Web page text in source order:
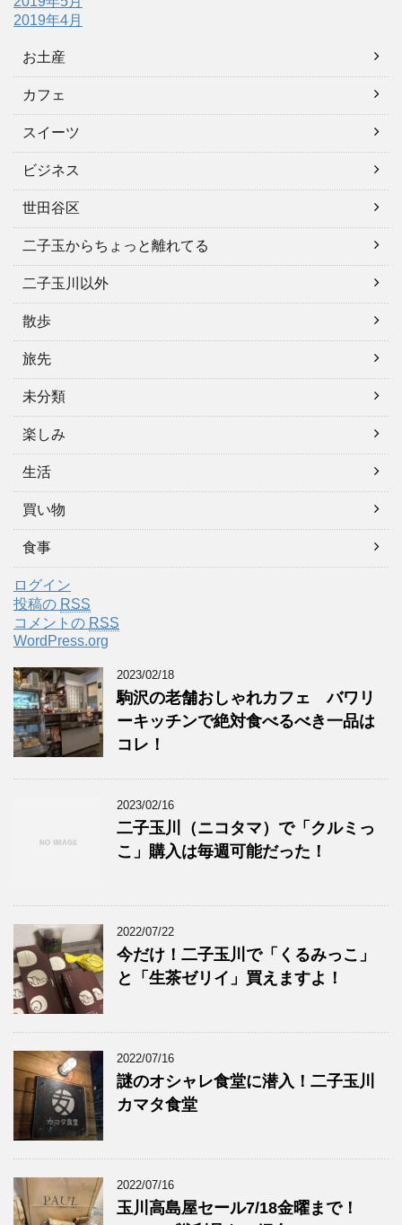
2019年4月
お土産
カフェ
スイーツ
ビジネス
世田谷区
二子玉からちょっと離れてる
二子玉川以外
散歩
旅先
未分類
楽しみ
生活
買い物
食事
ログイン
投稿の RSS
コメントの RSS
WordPress.org
2023/02/18
駒沢の老舗おしゃれカフェ バワリ
ーキッチンで絶対食べるべき一品は
コレ！
2023/02/16
二子玉川（ニコタマ）で「クルミっ
こ」購入は毎週可能だった！
2022/07/22
今だけ！二子玉川で「くるみっこ」
と「生茶ゼリイ」買えますよ！
2022/07/16
謎のオシャレ食堂に潜入！二子玉川
カマタ食堂
2022/07/16
玉川高島屋セール7/18金曜まで！